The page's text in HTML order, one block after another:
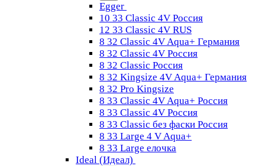
Egger
10 33 Classic 4V Россия
12 33 Classic 4V RUS
8 32 Classic 4V Aqua+ Германия
8 32 Classic 4V Россия
8 32 Classic Россия
8 32 Kingsize 4V Aqua+ Германия
8 32 Pro Kingsize
8 33 Classic 4V Aqua+ Россия
8 33 Classic 4V Россия
8 33 Classic без фаски Россия
8 33 Large 4 V Aqua+
8 33 Large елочка
Ideal (Идеал)